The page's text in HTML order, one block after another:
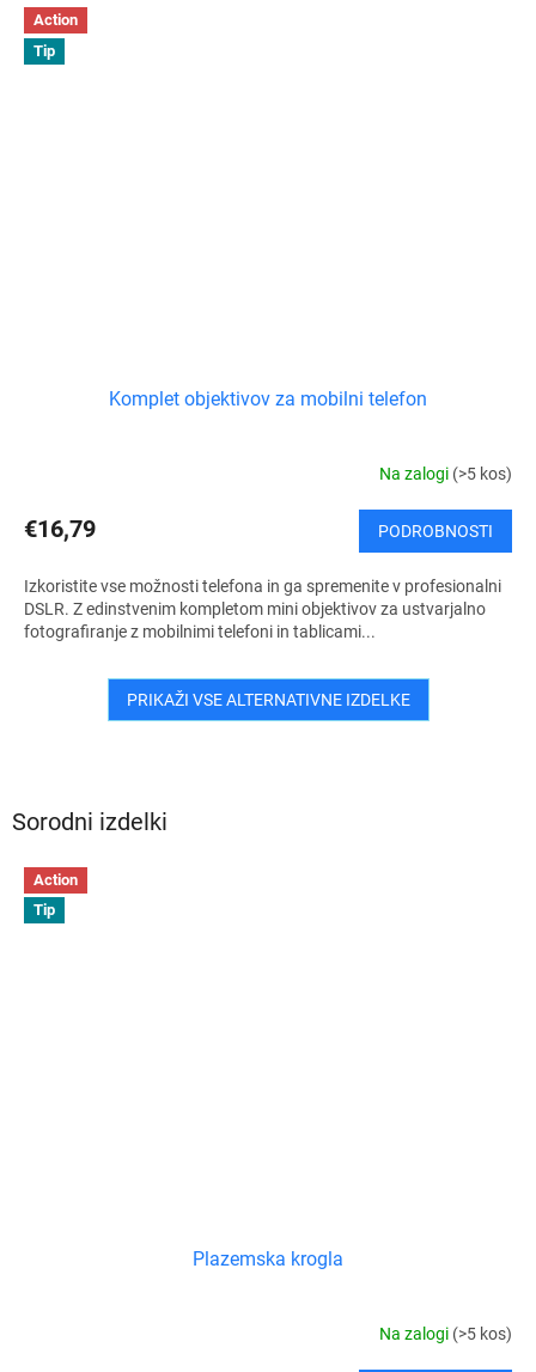
Sorodni izdelki
Action
Tip
Plazemska krogla
Na zalogi (>5 kos)
Action
Tip
Komplet objektivov za mobilni telefon
Na zalogi (>5 kos)
€16,79 PODROBNOSTI
Izkoristite vse možnosti telefona in ga spremenite v profesionalni
DSLR. Z edinstvenim kompletom mini objektivov za ustvarjalno
fotografiranje z mobilnimi telefoni in tablicami...
PRIKAŽI VSE ALTERNATIVNE IZDELKE